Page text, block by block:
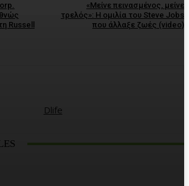
Russell
«Μείνε πεινασμένος, μείνε
τρελός»: Η ομιλία του Steve Jobs
που άλλαξε ζωές (video)
Dlife